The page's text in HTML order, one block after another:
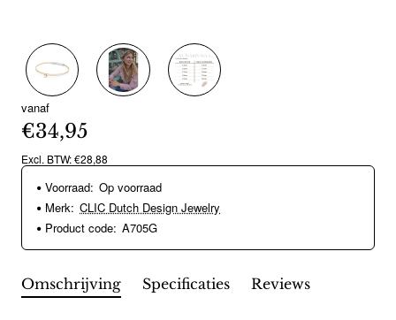
vanaf
€34,95
Excl. BTW: €28,88
Voorraad: Op voorraad
Merk: CLIC Dutch Design Jewelry
Product code: A705G
Omschrijving Specificaties Reviews